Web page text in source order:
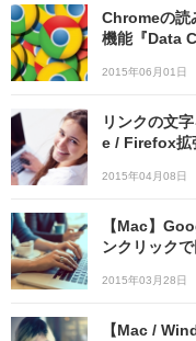
Chromeの読
機能『Data
2015年06月01日
リンクの文
e / Firefox拡
2015年04月08日
【Mac】
ンクリック
2015年03月28日
【Mac /